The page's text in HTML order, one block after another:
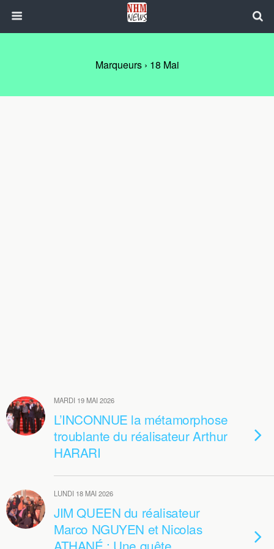
Marqueurs › 18 Mai
MARDI 19 MAI 2026
L’INCONNUE la métamorphose
troublante du réalisateur Arthur
HARARI
LUNDI 18 MAI 2026
JIM QUEEN du réalisateur
Marco NGUYEN et Nicolas
ATHANÉ : Une quête